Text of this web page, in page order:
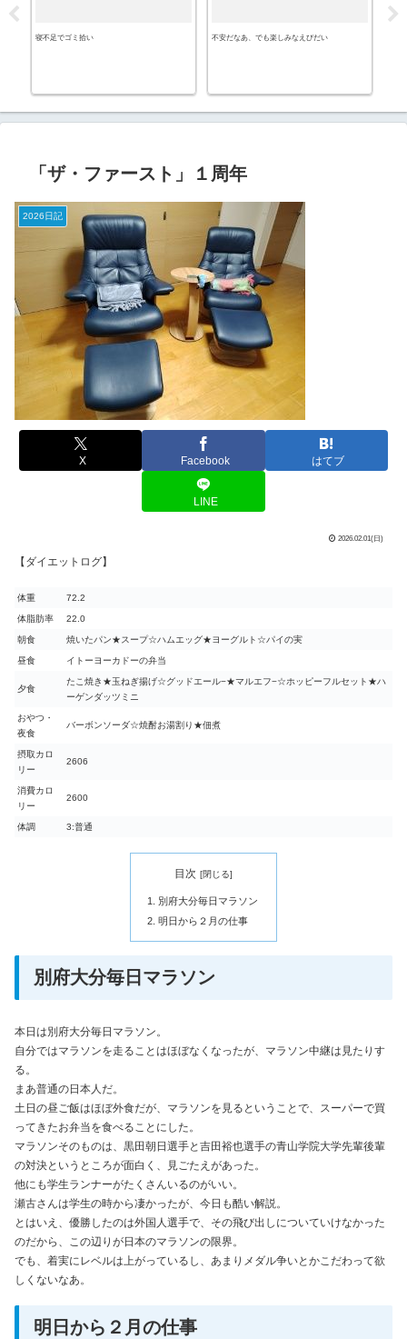
寝不足でゴミ拾い 不安だなあ、でも楽しみなえびだい
「ザ・ファースト」１周年
2026日記
X Facebook はてブ
LINE
2026.02.01(日)
【ダイエットログ】
体重 72.2
体脂肪率 22.0
朝食 焼いたパン★スープ☆ハムエッグ★ヨーグルト☆パイの実
昼食 イトーヨーカドーの弁当
夕食
たこ焼き★玉ねぎ揚げ☆グッドエール−★マルエフ−☆ホッピーフルセット★ハ
ーゲンダッツミニ
おやつ・
夜食
バーボンソーダ☆焼酎お湯割り★佃煮
摂取カロ
リー
2606
消費カロ
リー
2600
体調 3:普通
目次
別府大分毎日マラソン
明日から２月の仕事
別府大分毎日マラソン
本日は別府大分毎日マラソン。
自分ではマラソンを走ることはほぼなくなったが、マラソン中継は見たりす
る。
まあ普通の日本人だ。
土日の昼ご飯はほぼ外食だが、マラソンを見るということで、スーパーで買
ってきたお弁当を食べることにした。
マラソンそのものは、黒田朝日選手と吉田裕也選手の青山学院大学先輩後輩
の対決というところが面白く、見ごたえがあった。
他にも学生ランナーがたくさんいるのがいい。
瀬古さんは学生の時から凄かったが、今日も酷い解説。
とはいえ、優勝したのは外国人選手で、その飛び出しについていけなかった
のだから、この辺りが日本のマラソンの限界。
でも、着実にレベルは上がっているし、あまりメダル争いとかこだわって欲
しくないなあ。
明日から２月の仕事